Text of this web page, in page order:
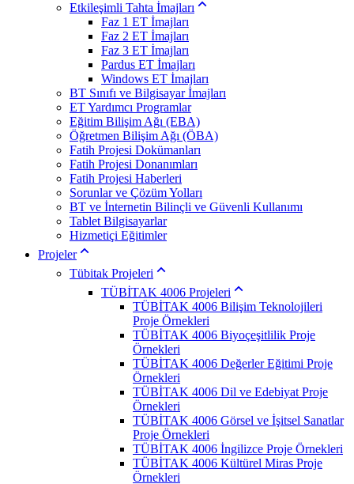
Etkileşimli Tahta İmajları
Faz 1 ET İmajları
Faz 2 ET İmajları
Faz 3 ET İmajları
Pardus ET İmajları
Windows ET İmajları
BT Sınıfı ve Bilgisayar İmajları
ET Yardımcı Programlar
Eğitim Bilişim Ağı (EBA)
Öğretmen Bilişim Ağı (ÖBA)
Fatih Projesi Dokümanları
Fatih Projesi Donanımları
Fatih Projesi Haberleri
Sorunlar ve Çözüm Yolları
BT ve İnternetin Bilinçli ve Güvenli Kullanımı
Tablet Bilgisayarlar
Hizmetiçi Eğitimler
Projeler
Tübitak Projeleri
TÜBİTAK 4006 Projeleri
TÜBİTAK 4006 Bilişim Teknolojileri
Proje Örnekleri
TÜBİTAK 4006 Biyoçeşitlilik Proje
Örnekleri
TÜBİTAK 4006 Değerler Eğitimi Proje
Örnekleri
TÜBİTAK 4006 Dil ve Edebiyat Proje
Örnekleri
TÜBİTAK 4006 Görsel ve İşitsel Sanatlar
Proje Örnekleri
TÜBİTAK 4006 İngilizce Proje Örnekleri
TÜBİTAK 4006 Kültürel Miras Proje
Örnekleri